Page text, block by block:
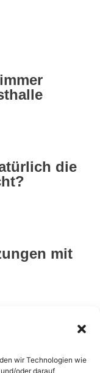
wir Technologien wie
oder darauf
die
mit